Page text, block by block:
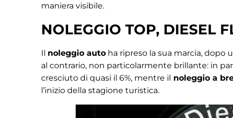
maniera visibile.
NOLEGGIO TOP, DIESEL
Il noleggio auto ha ripreso la sua marcia, dopo
al contrario, non particolarmente brillante: in
cresciuto di quasi il 6%, mentre il noleggio a
l’inizio della stagione turistica.